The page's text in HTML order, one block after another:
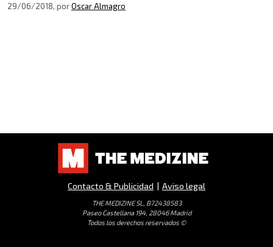
29/06/2018, porOscar Almagro
Contacto & Publicidad | Aviso legal
THE MEDIZINE SL, B72438583
Paseo Castellana 194, 28046 Madrid
Todos los derechos reservados ©